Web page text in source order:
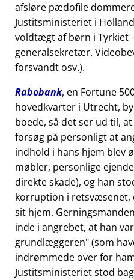
afsløre pædofile
Justitsministeriet i
voldtægt af børn i Tyrkiet
generalsekretær.
forsvandt osv.).
Rabobank, en Fortune
hovedkvarter i Utrecht,
boede, så det ser ud til,
forsøg på personligt at
indhold i hans hjem blev
møbler, personlige
direkte skade), og han
korruption i retsvæsenet,
sit hjem.
inde i angrebet, at han var
grundlæggeren (som
indrømmede over for
Justitsministeriet stod